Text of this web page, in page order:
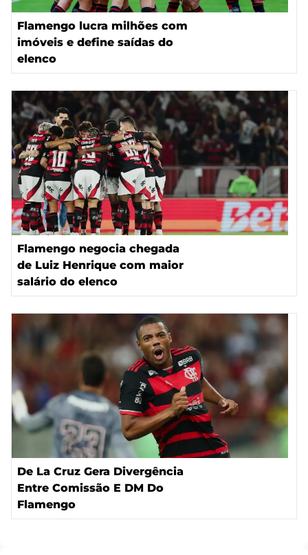
Flamengo lucra milhões com
imóveis e define saídas do
elenco
Flamengo negocia chegada
de Luiz Henrique com maior
salário do elenco
De La Cruz Gera Divergência
Entre Comissão E DM Do
Flamengo